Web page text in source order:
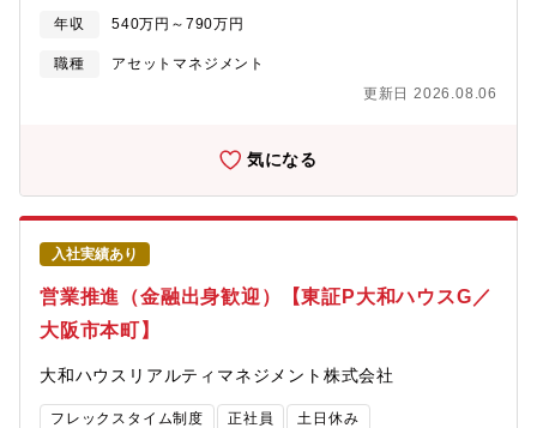
く、まち全体の魅力を高める開発を強みとしています。・同社
で、お客様の喜びを実現し、社会に貢献する」というグループ経
営理念のもと、関西で圧倒的No.１の沿線をつくること、首都圏・
風も魅力的な要素の一つです。
から完了確認までの対応を一気通貫で担っていただきます。■一人
当たりの担当ホテル件数は６件ほど担当し、月1～2回担当ホテル
に出張し定例会議を実施しております。（※西日本グループでは
当いただき出張は無しです）【配属】ホテル施設部 西日本グル
年収 540万円～790万円
職種
アセットマネジメント
更新日 2026.08.06
気になる
入社実績あり
営業推進（金融出身歓迎）【東証P大和ハウスG／
大阪市本町】
大和ハウスリアルティマネジメント株式会社
フレックスタイム制度 正社員 土日休み